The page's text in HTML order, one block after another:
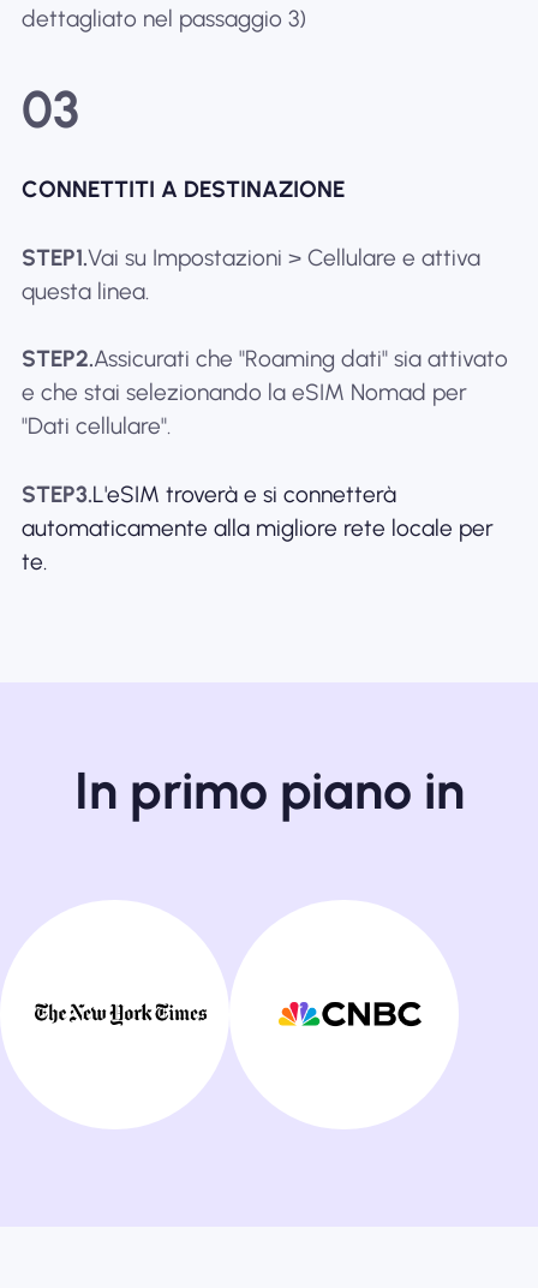
dettagliato nel passaggio 3)
03
CONNETTITI A DESTINAZIONE
STEP1.Vai su Impostazioni > Cellulare e attiva
questa linea.
STEP2.Assicurati che "Roaming dati" sia attivato
e che stai selezionando la eSIM Nomad per
"Dati cellulare".
STEP3.L'eSIM troverà e si connetterà
automaticamente alla migliore rete locale per
te.
In primo piano in